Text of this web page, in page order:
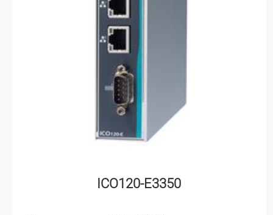
ICO120-E3350